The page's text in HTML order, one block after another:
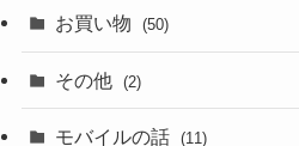
お買い物 (50)
その他 (2)
モバイルの話 (11)